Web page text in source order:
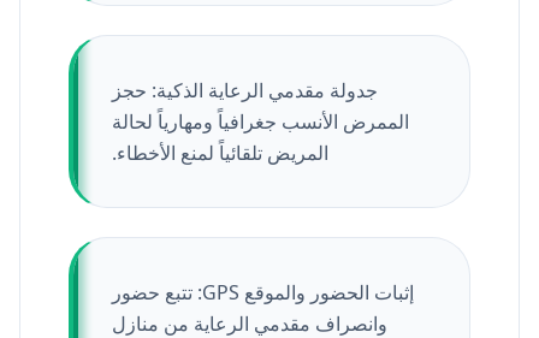
جدولة مقدمي الرعاية الذكية: حجز
الممرض الأنسب جغرافياً ومهارياً لحالة
المريض تلقائياً لمنع الأخطاء.
إثبات الحضور والموقع GPS: تتبع حضور
وانصراف مقدمي الرعاية من منازل